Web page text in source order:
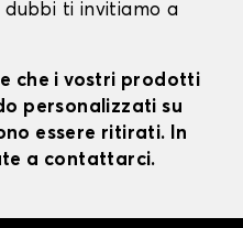
ti invitiamo a
che i vostri prodotti
personalizzati su
essere ritirati. In
a contattarci.